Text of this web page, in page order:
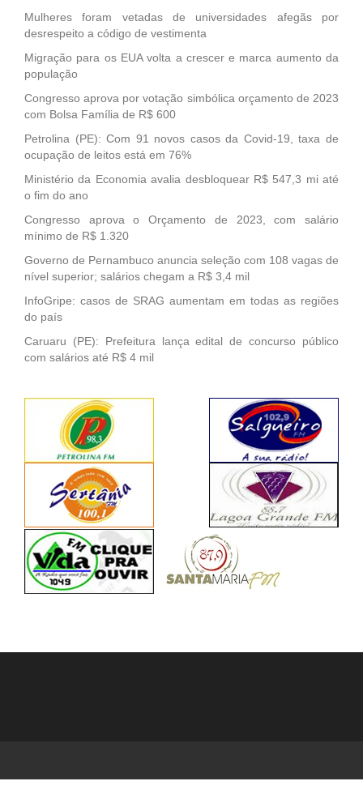
Mulheres foram vetadas de universidades afegãs por
desrespeito a código de vestimenta
Migração para os EUA volta a crescer e marca aumento da
população
Congresso aprova por votação simbólica orçamento de 2023
com Bolsa Família de R$ 600
Petrolina (PE): Com 91 novos casos da Covid-19, taxa de
ocupação de leitos está em 76%
Ministério da Economia avalia desbloquear R$ 547,3 mi até
o fim do ano
Congresso aprova o Orçamento de 2023, com salário
mínimo de R$ 1.320
Governo de Pernambuco anuncia seleção com 108 vagas de
nível superior; salários chegam a R$ 3,4 mil
InfoGripe: casos de SRAG aumentam em todas as regiões
do país
Caruaru (PE): Prefeitura lança edital de concurso público
com salários até R$ 4 mil